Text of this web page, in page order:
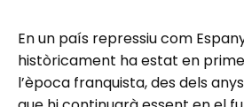
En un país repressiu com
històricament ha estat en
l’època franquista, des dels